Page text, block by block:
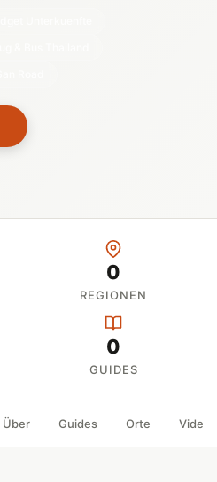
0
REGIONEN
0
GUIDES
Über Guides Orte Videos